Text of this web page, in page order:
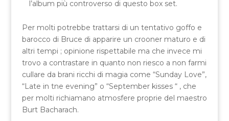
l’album più controverso di questo box set.
Per molti potrebbe trattarsi di un tentativo goffo e
barocco di Bruce di apparire un crooner maturo e di
altri tempi ; opinione rispettabile ma che invece mi
trovo a contrastare in quanto non riesco a non farmi
cullare da brani ricchi di magia come “Sunday Love”,
“Late in tne evening” o “September kisses “ , che
per molti richiamano atmosfere proprie del maestro
Burt Bacharach.